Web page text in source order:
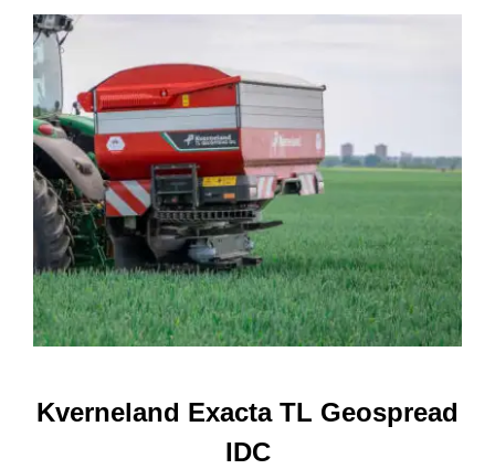
Kverneland Exacta TL Geospread
IDC